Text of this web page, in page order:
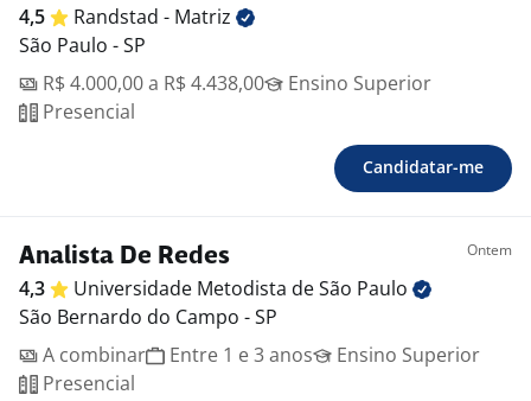
4,5 Randstad - Matriz
São Paulo - SP
R$ 4.000,00 a R$ 4.438,00
Ensino Superior
Presencial
Candidatar-me
Analista De Redes Ontem
4,3 Universidade Metodista de São Paulo
São Bernardo do Campo - SP
A combinar
Entre 1 e 3 anos
Ensino Superior
Presencial